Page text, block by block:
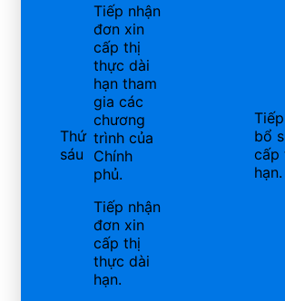
Thứ
sáu
Tiếp nhận
đơn xin
cấp thị
thực dài
hạn tham
gia các
chương
trình của
Chính
phủ.
Tiếp nhận
đơn xin
cấp thị
thực dài
hạn.
bổ
cấp
hạn.